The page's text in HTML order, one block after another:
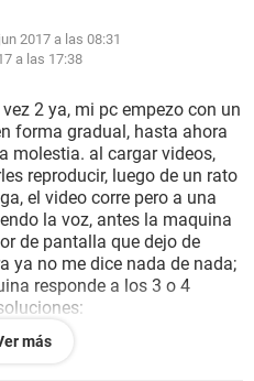
2017 a las 08:31
a las 17:38
2 ya, mi pc empezo con un
forma gradual, hasta ahora
molestia. al cargar videos,
reproducir, luego de un rato
el video corre pero a una
la voz, antes la maquina
de pantalla que dejo de
ya no me dice nada de nada;
responde a los 3 o 4
pantalla.
más